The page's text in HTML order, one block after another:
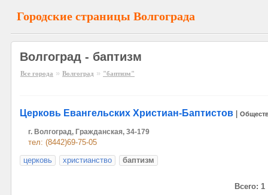
Городские страницы Волгограда
Волгоград - баптизм
Все города » Волгоград » "баптизм"
Церковь Евангельских Христиан-Баптистов
г. Волгоград, Гражданская, 34-179
тел: (8442)69-75-05
церковь
христианство баптизм
Всего: 1